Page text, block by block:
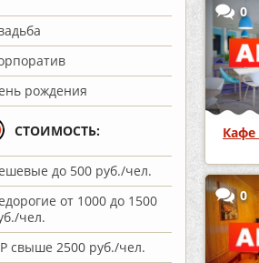
рождения
СТОИМОСТЬ:
до 500 руб./чел.
от 1000 до 1500
чел.
свыше 2500 руб./чел.
0
Кафе
0